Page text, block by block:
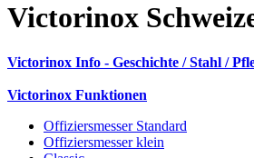
Victorinox
Victorinox Info - Geschichte / Stahl /
Victorinox Funktionen
Offiziersmesser Standard
Offiziersmesser klein